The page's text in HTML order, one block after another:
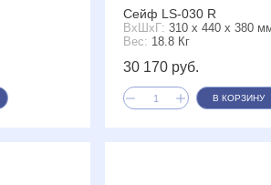
Сейф LS-030 R
ВxШxГ: 310 x 440 x 380
Вес: 18.8 Кг
30 170 руб.
В КОРЗИНУ